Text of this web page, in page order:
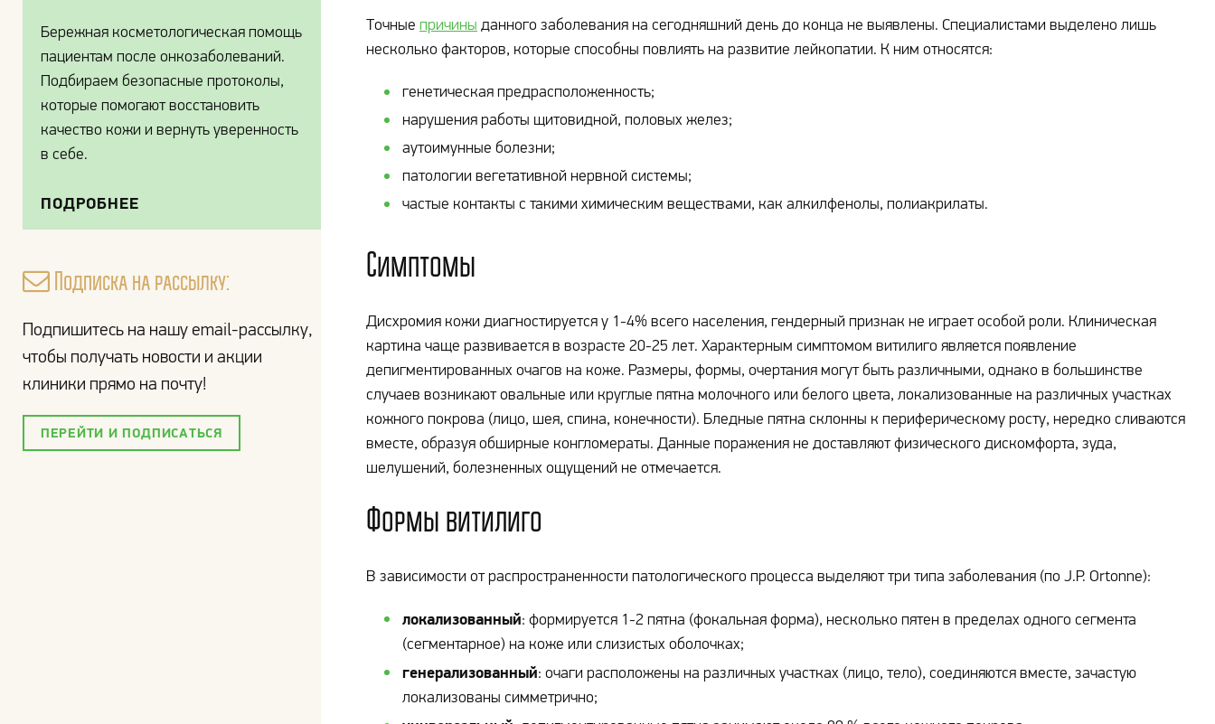
Бережная косметологическая помощь
пациентам после онкозаболеваний.
Подбираем безопасные протоколы,
которые помогают восстановить
качество кожи и вернуть уверенность
в себе.
ПОДРОБНЕЕ
Подписка на рассылку:
Подпишитесь на нашу email-рассылку,
чтобы получать новости и акции
клиники прямо на почту!
ПЕРЕЙТИ И ПОДПИСАТЬСЯ
Точные причины данного заболевания на сегодняшний день до конца не выявлены. Специалистами выделено лишь
несколько факторов, которые способны повлиять на развитие лейкопатии. К ним относятся:
генетическая предрасположенность;
нарушения работы щитовидной, половых желез;
аутоимунные болезни;
патологии вегетативной нервной системы;
частые контакты с такими химическим веществами, как алкилфенолы, полиакрилаты.
Симптомы
Дисхромия кожи диагностируется у 1-4% всего населения, гендерный признак не играет особой роли. Клиническая
картина чаще развивается в возрасте 20-25 лет. Характерным симптомом витилиго является появление
депигментированных очагов на коже. Размеры, формы, очертания могут быть различными, однако в большинстве
случаев возникают овальные или круглые пятна молочного или белого цвета, локализованные на различных участках
кожного покрова (лицо, шея, спина, конечности). Бледные пятна склонны к периферическому росту, нередко сливаются
вместе, образуя обширные конгломераты. Данные поражения не доставляют физического дискомфорта, зуда,
шелушений, болезненных ощущений не отмечается.
Формы витилиго
В зависимости от распространенности патологического процесса выделяют три типа заболевания (по J.P. Ortonne):
локализованный: формируется 1-2 пятна (фокальная форма), несколько пятен в пределах одного сегмента
(сегментарное) на коже или слизистых оболочках;
генерализованный: очаги расположены на различных участках (лицо, тело), соединяются вместе, зачастую
локализованы симметрично;